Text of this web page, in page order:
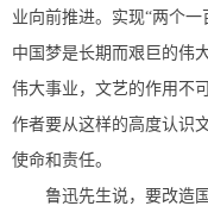
业向前推进。实现“两个
中国梦是长期而艰巨的伟
伟大事业，文艺的作用不
作者要从这样的高度认识
使命和责任。
鲁迅先生说，要改造